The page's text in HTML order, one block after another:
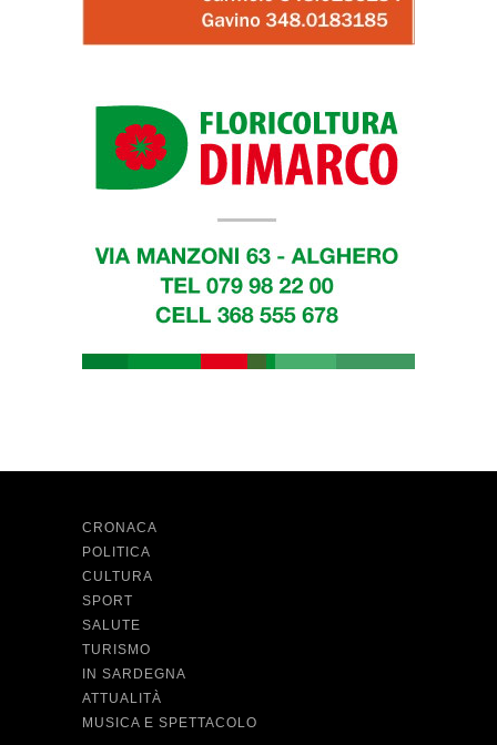
CRONACA
POLITICA
CULTURA
SPORT
SALUTE
TURISMO
IN SARDEGNA
ATTUALITÀ
MUSICA E SPETTACOLO